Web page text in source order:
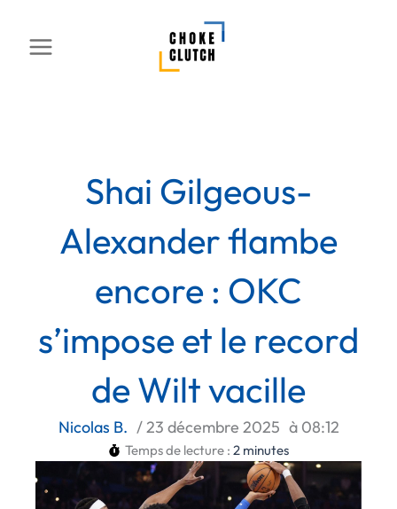
contenu
Shai Gilgeous-
Alexander flambe
encore : OKC
s’impose et le record
de Wilt vacille
Nicolas B. /23 décembre 2025 à 08:12
Temps de lecture : 2 minutes